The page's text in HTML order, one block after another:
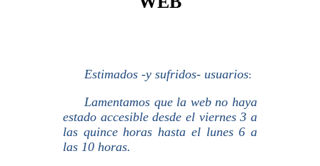
Estimados -y sufridos- usuarios:
Lamentamos que la web no haya
estado accesible desde el viernes 3 a
las quince horas hasta el lunes 6 a
las 10 horas.